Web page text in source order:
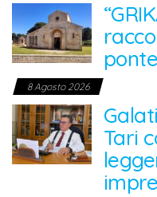
8 Agosto 2026
Tari